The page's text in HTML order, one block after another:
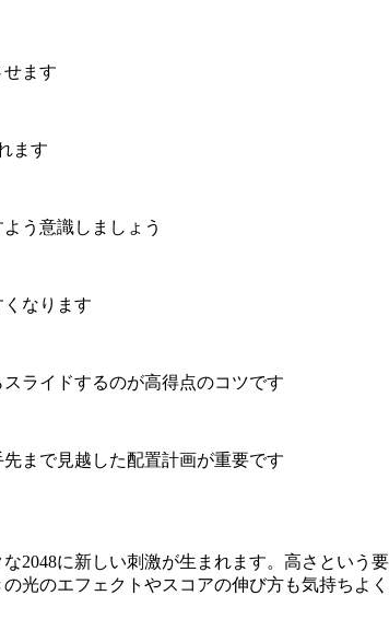
ます
ます
う意識しましょう
なります
ライドするのが高得点のコツです
まで見越した配置計画が重要です
2048に新しい刺激が生まれます。高さという
光のエフェクトやスコアの伸び方も気持ちよ